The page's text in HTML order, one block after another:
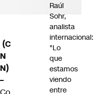
(C
N
N)
–
Raúl
Sohr,
analista
internacional:
"Lo
que
estamos
viendo
entre